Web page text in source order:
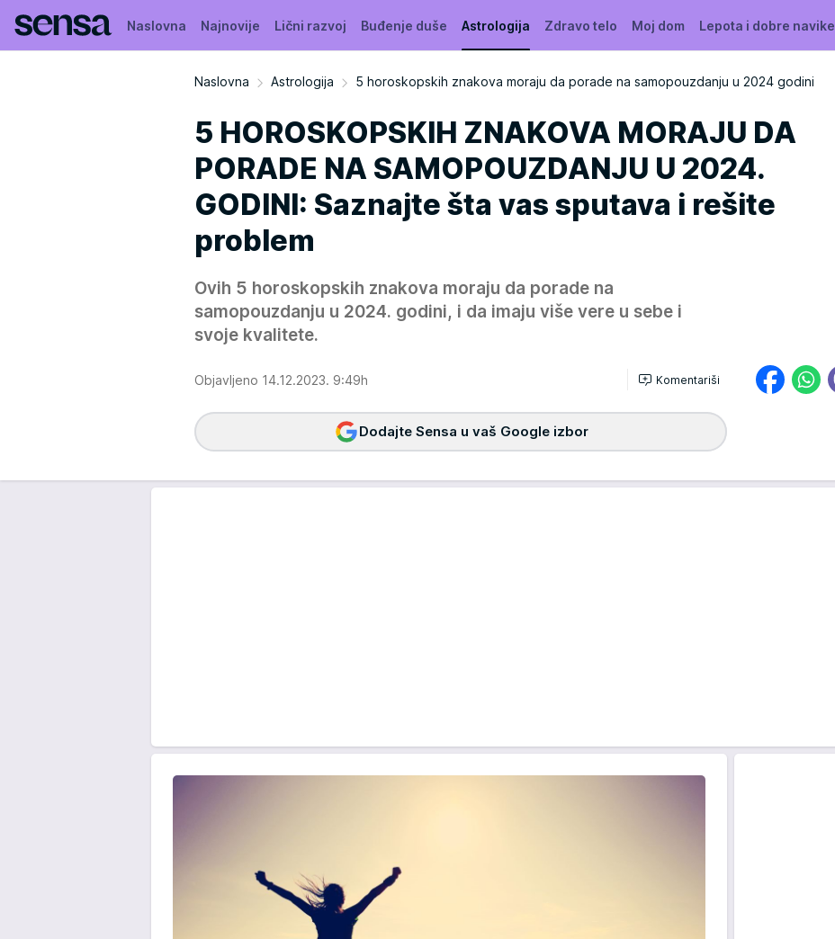
Naslovna Najnovije Lični razvoj Buđenje duše Astrologija Zdravo telo Moj dom Lepota i dobre navike
Naslovna Astrologija 5 horoskopskih znakova moraju da porade na samopouzdanju u 2024 godini
5 HOROSKOPSKIH ZNAKOVA MORAJU DA
PORADE NA SAMOPOUZDANJU U 2024.
GODINI: Saznajte šta vas sputava i rešite
problem
Ovih 5 horoskopskih znakova moraju da porade na
samopouzdanju u 2024. godini, i da imaju više vere u sebe i
svoje kvalitete.
Objavljeno 14.12.2023. 9:49h Komentariši
Dodajte Sensa u vaš Google izbor